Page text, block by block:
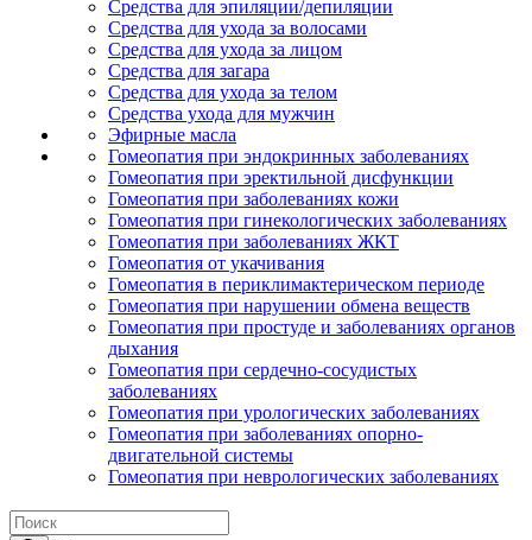
Средства для эпиляции/депиляции
Средства для ухода за волосами
Средства для ухода за лицом
Средства для загара
Средства для ухода за телом
Средства ухода для мужчин
Эфирные масла
Гомеопатия при эндокринных заболеваниях
Гомеопатия при эректильной дисфункции
Гомеопатия при заболеваниях кожи
Гомеопатия при гинекологических заболеваниях
Гомеопатия при заболеваниях ЖКТ
Гомеопатия от укачивания
Гомеопатия в периклимактерическом периоде
Гомеопатия при нарушении обмена веществ
Гомеопатия при простуде и заболеваниях органов
дыхания
Гомеопатия при сердечно-сосудистых
заболеваниях
Гомеопатия при урологических заболеваниях
Гомеопатия при заболеваниях опорно-
двигательной системы
Гомеопатия при неврологических заболеваниях